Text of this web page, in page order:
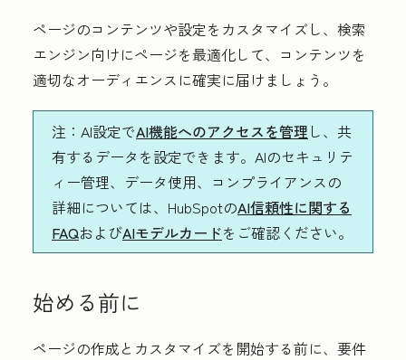
ページのコンテンツや設定をカスタマイズし、検索
エンジン向けにページを最適化して、コンテンツを
適切なオーディエンスに確実に届けましょう。
注 ：AI設定でAI機能へのアクセスを管理 し、共
有するデータを設定できます。AIのセキュリテ
ィー管理、データ使用、コンプライアンスの
詳細については、HubSpotのAI信頼性に関する
FAQおよびAIモデルカードをご確認ください。
始める前に
ページの作成とカスタマイズを開始する前に、要件